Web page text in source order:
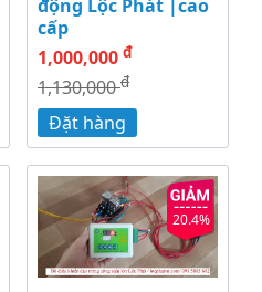
động Lộc Phát |cao
cấp
1,000,000 đ
1,130,000đ
Đặt hàng
20.4%